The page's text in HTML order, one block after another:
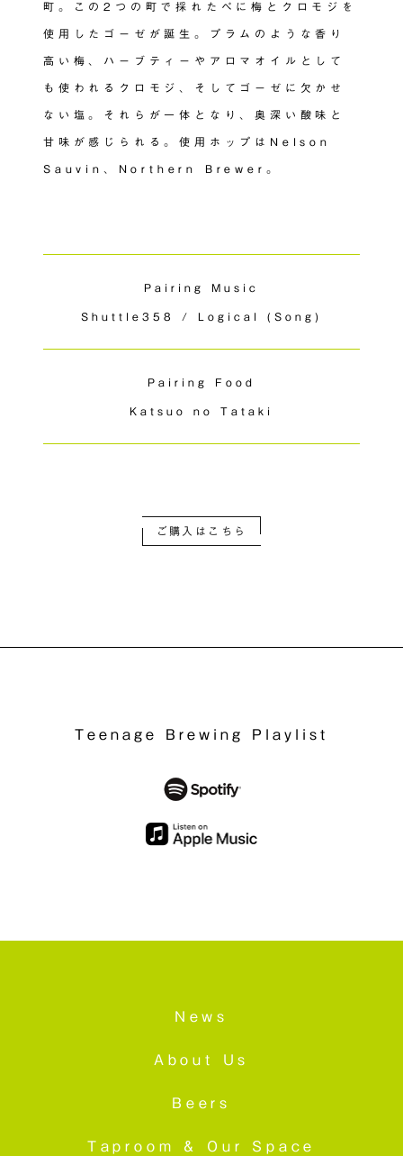
町。この2つの町で採れたべに梅とクロモジを
使用したゴーゼが誕生。プラムのような香り
高い梅、ハーブティーやアロマオイルとして
も使われるクロモジ、そしてゴーゼに欠かせ
ない塩。それらが一体となり、奥深い酸味と
甘味が感じられる。使用ホップはNelson
Sauvin、Northern Brewer。
Pairing Music
Shuttle358 / Logical (Song)
Pairing Food
Katsuo no Tataki
ご購入はこちら
Teenage Brewing Playlist
News
About Us
Beers
Taproom & Our Space